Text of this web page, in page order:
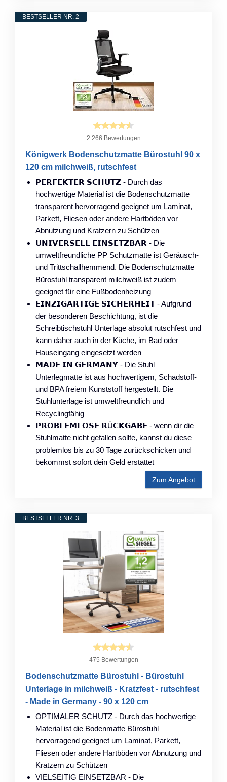
BESTSELLER NR. 2
2.266 Bewertungen
Königwerk Bodenschutzmatte Bürostuhl 90 x
120 cm milchweiß, rutschfest
𝗣𝗘𝗥𝗙𝗘𝗞𝗧𝗘𝗥 𝗦𝗖𝗛𝗨𝗧𝗭 - Durch das
hochwertige Material ist die Bodenschutzmatte
transparent hervorragend geeignet um Laminat,
Parkett, Fliesen oder andere Hartböden vor
Abnutzung und Kratzern zu Schützen
𝗨𝗡𝗜𝗩𝗘𝗥𝗦𝗘𝗟𝗟 𝗘𝗜𝗡𝗦𝗘𝗧𝗭𝗕𝗔𝗥 - Die
umweltfreundliche PP Schutzmatte ist Geräusch-
und Trittschallhemmend. Die Bodenschutzmatte
Bürostuhl transparent milchweiß ist zudem
geeignet für eine Fußbodenheizung
𝗘𝗜𝗡𝗭𝗜𝗚𝗔𝗥𝗧𝗜𝗚𝗘 𝗦𝗜𝗖𝗛𝗘𝗥𝗛𝗘𝗜𝗧 - Aufgrund
der besonderen Beschichtung, ist die
Schreibtischstuhl Unterlage absolut rutschfest und
kann daher auch in der Küche, im Bad oder
Hauseingang eingesetzt werden
𝗠𝗔𝗗𝗘 𝗜𝗡 𝗚𝗘𝗥𝗠𝗔𝗡𝗬 - Die Stuhl
Unterlegmatte ist aus hochwertigem, Schadstoff-
und BPA freiem Kunststoff hergestellt. Die
Stuhlunterlage ist umweltfreundlich und
Recyclingfähig
𝗣𝗥𝗢𝗕𝗟𝗘𝗠𝗟𝗢𝗦𝗘 𝗥Ü𝗖𝗞𝗚𝗔𝗕𝗘 - wenn dir die
Stuhlmatte nicht gefallen sollte, kannst du diese
problemlos bis zu 30 Tage zurückschicken und
bekommst sofort dein Geld erstattet
Zum Angebot
BESTSELLER NR. 3
475 Bewertungen
Bodenschutzmatte Bürostuhl - Bürostuhl
Unterlage in milchweiß - Kratzfest - rutschfest
- Made in Germany - 90 x 120 cm
OPTIMALER SCHUTZ - Durch das hochwertige
Material ist die Bodenmatte Bürostuhl
hervorragend geeignet um Laminat, Parkett,
Fliesen oder andere Hartböden vor Abnutzung und
Kratzern zu Schützen
VIELSEITIG EINSETZBAR - Die